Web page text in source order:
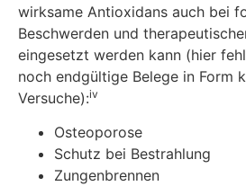
wirksame Antioxidans auch bei
Beschwerden und
eingesetzt werden kann (hier
noch endgültige Belege in Form
Versuche):iv
Osteoporose
Schutz bei Bestrahlung
Zungenbrennen